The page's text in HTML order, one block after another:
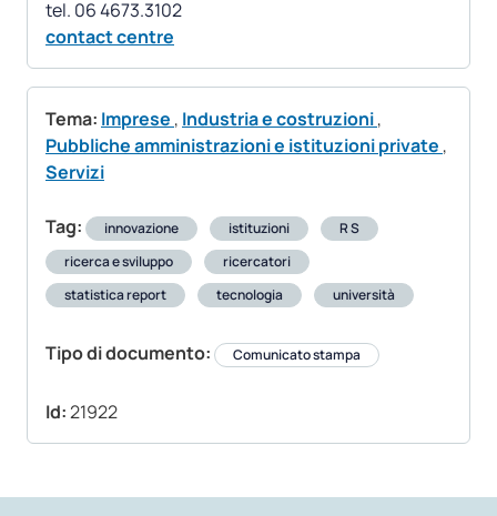
contact centre
Tema: Imprese , Industria e costruzioni,
Pubbliche amministrazioni e istituzioni private ,
Servizi
Tag: innovazione istituzioni
R S
ricerca e sviluppo
ricercatori
statistica report
tecnologia università
Tipo di documento: Comunicato stampa
Id:21922